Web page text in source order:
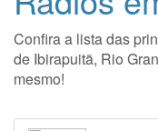
Confira a lista das
de Ibirapuitã, Rio
mesmo!